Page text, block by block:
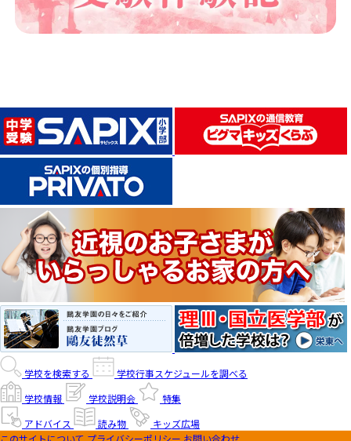
学校を検索する
学校行事スケジュールを調べる
学校情報
学校説明会
特集
アドバイス
読み物
キッズ広場
このサイトについて プライバシーポリシー お問い合わせ